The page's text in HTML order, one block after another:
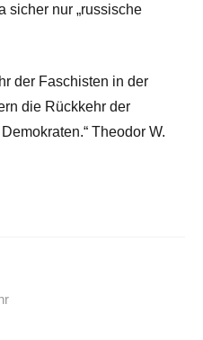
sicher nur „russische
der Faschisten in der
die Rückkehr der
Theodor W.